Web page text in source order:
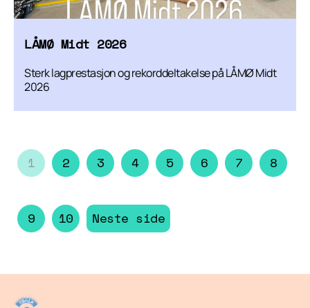
LÅMØ Midt 2026
Sterk lagprestasjon og rekorddeltakelse på LÅMØ Midt
2026
1 2 3 4 5 6 7 8
9 10 Neste side